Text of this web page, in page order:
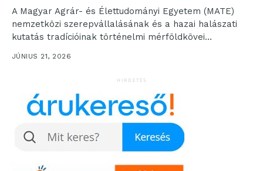
A Magyar Agrár- és Élettudományi Egyetem (MATE)
nemzetközi szerepvállalásának és a hazai halászati
kutatás tradícióinak történelmi mérföldkövei
találkoztak Szarvason. Ünnepélyes keretek között
JÚNIUS 21, 2026
HIRDETÉS